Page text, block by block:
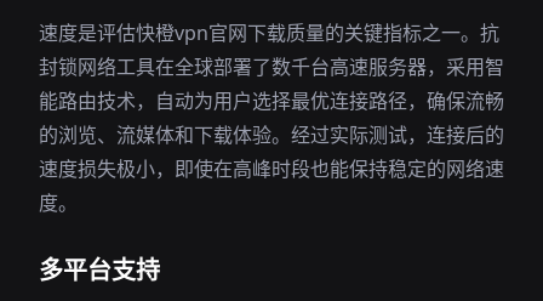
速度是评估快橙vpn官网下载质量的关键指标之一。抗
封锁网络工具在全球部署了数千台高速服务器，采用智
能路由技术，自动为用户选择最优连接路径，确保流畅
的浏览、流媒体和下载体验。经过实际测试，连接后的
速度损失极小，即使在高峰时段也能保持稳定的网络速
度。
多平台支持